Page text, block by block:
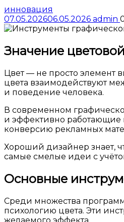
инновация
07.05.202606.05.2026 admin
Значение
Цвет — не просто элемент
цвета взаимодействуют
и поведение человека.
В современном
и эффективно работающие
конверсию рекламных
Хороший дизайнер знает,
самые смелые идеи с
Основные
Среди множества
психологию цвета. Эти
желаемого эффекта.